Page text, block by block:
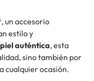
, un accesorio
estilo y
piel auténtica, esta
sino también por
cualquier ocasión.